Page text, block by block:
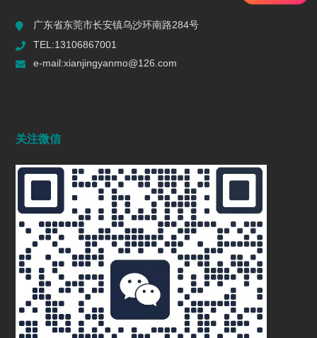
东莞磁力研磨机厂家
2023/08/04 1982
研磨机：香料行业的神奇助力
2024/12/23 1074
溜光镜面抛光机 镜面抛光干式溜光机 东
广东省东莞市长安镇乌沙环南路284号
TEL:13106867001
e-mail:xianjingyanmo@126.com
关注微信